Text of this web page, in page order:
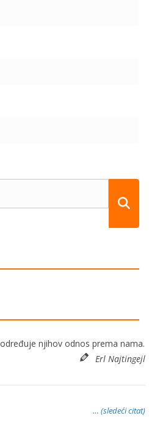
njihov odnos prema nama.
Erl Najtingejl
… (sledeći citat)